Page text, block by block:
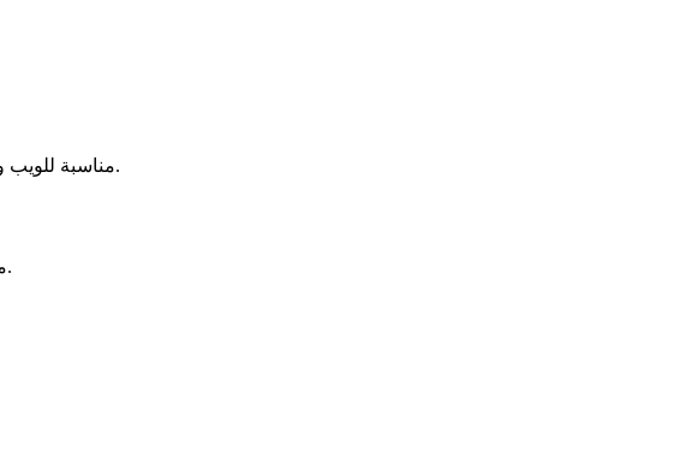
صورة PNG شفافة عالية الجودة لـ Neo4j مناسبة للويب والطباعة.
كود متجه SVG محسن لـ Neo4j مخصص للمطورين.